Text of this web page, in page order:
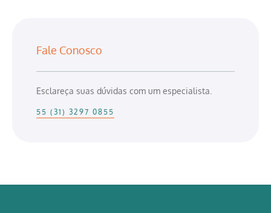
Fale Conosco
Esclareça suas dúvidas com um especialista.
55 (31) 3297 0855